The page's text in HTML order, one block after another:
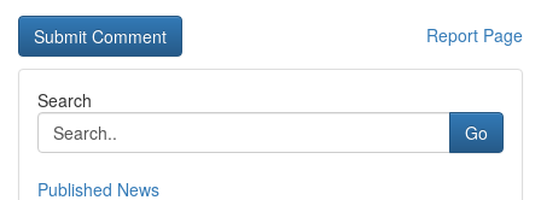
Report Page
Search
Go
Published News